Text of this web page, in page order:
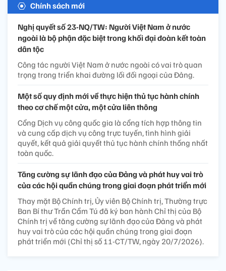
Chính sách mới
Nghị quyết số 23-NQ/TW: Người Việt Nam ở nước
ngoài là bộ phận đặc biệt trong khối đại đoàn kết toàn
dân tộc
Công tác người Việt Nam ở nước ngoài có vai trò quan
trọng trong triển khai đường lối đối ngoại của Đảng.
Một số quy định mới về thực hiện thủ tục hành chính
theo cơ chế một cửa, một cửa liên thông
Cổng Dịch vụ công quốc gia là cổng tích hợp thông tin
và cung cấp dịch vụ công trực tuyến, tình hình giải
quyết, kết quả giải quyết thủ tục hành chính thống nhất
toàn quốc.
Tăng cường sự lãnh đạo của Đảng và phát huy vai trò
của các hội quần chúng trong giai đoạn phát triển mới
Thay mặt Bộ Chính trị, Ủy viên Bộ Chính trị, Thường trực
Ban Bí thư Trần Cẩm Tú đã ký ban hành Chỉ thị của Bộ
Chính trị về tăng cường sự lãnh đạo của Đảng và phát
huy vai trò của các hội quần chúng trong giai đoạn
phát triển mới (Chỉ thị số 11-CT/TW, ngày 20/7/2026).